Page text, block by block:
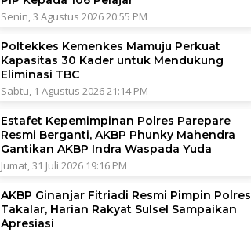
Senin, 3 Agustus 2026 20:55 PM
Poltekkes Kemenkes Mamuju Perkuat
Kapasitas 30 Kader untuk Mendukung
Eliminasi TBC
Sabtu, 1 Agustus 2026 21:14 PM
Estafet Kepemimpinan Polres Parepare
Resmi Berganti, AKBP Phunky Mahendra
Gantikan AKBP Indra Waspada Yuda
Jumat, 31 Juli 2026 19:16 PM
AKBP Ginanjar Fitriadi Resmi Pimpin Polres
Takalar, Harian Rakyat Sulsel Sampaikan
Apresiasi